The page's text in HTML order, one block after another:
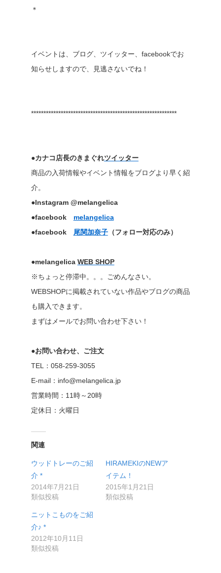
＊
イベントは、ブログ、ツイッター、facebookでお
知らせしますので、見逃さないでね！
***********************************************************
●カナコ店長のきまぐれツイッター
商品の入荷情報やイベント情報をブログより早く紹
介。
●Instagram @melangelica
●facebook melangelica
●facebook 尾関加奈子（フォロー対応のみ）
●melangelica WEB SHOP
※ちょっと停滞中。。。ごめんなさい。
WEBSHOPに掲載されていない作品やブログの商品
も購入できます。
まずはメールでお問い合わせ下さい！
●お問い合わせ、ご注文
TEL：058-259-3055
E-mail：info@melangelica.jp
営業時間：11時～20時
定休日：火曜日
関連
ウッドトレーのご紹
介 *
2014年7月21日
類似投稿
HIRAMEKIのNEWア
イテム！
2015年1月21日
類似投稿
ニットこものをご紹
介♪ *
2012年10月11日
類似投稿